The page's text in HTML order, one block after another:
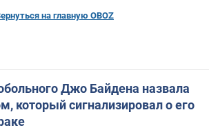
на главную OBOZ
Джо Байдена назвала
который сигнализировал о его